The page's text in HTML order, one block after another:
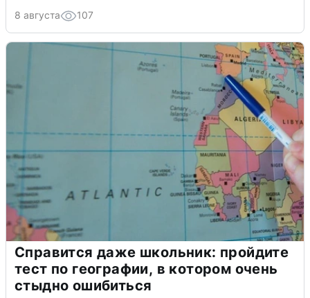
8 августа 107
Справится даже школьник: пройдите
тест по географии, в котором очень
стыдно ошибиться